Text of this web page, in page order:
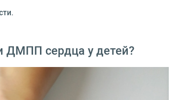
сердца у детей?